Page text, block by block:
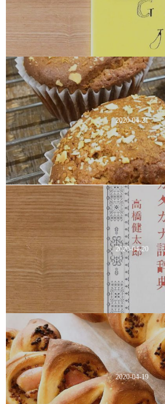
2020-04-21
2020-04-20
2020-04-19